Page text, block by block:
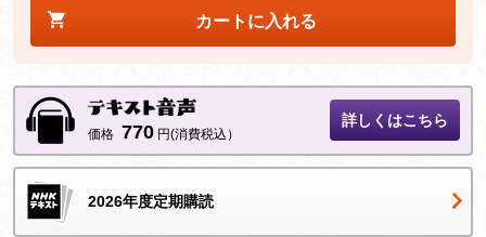
カートに入れる
価格 770 円(消費税込）
詳しくはこちら
2026年度定期購読